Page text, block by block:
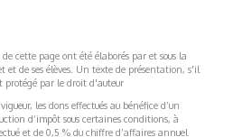
cette page ont été élaborés par et sous la
et de ses élèves. Un texte de présentation, s'il
protégé par le droit d'auteur
les dons effectués au bénéfice d’un
d’impôt sous certaines conditions, à
et de 0,5 % du chiffre d’affaires annuel